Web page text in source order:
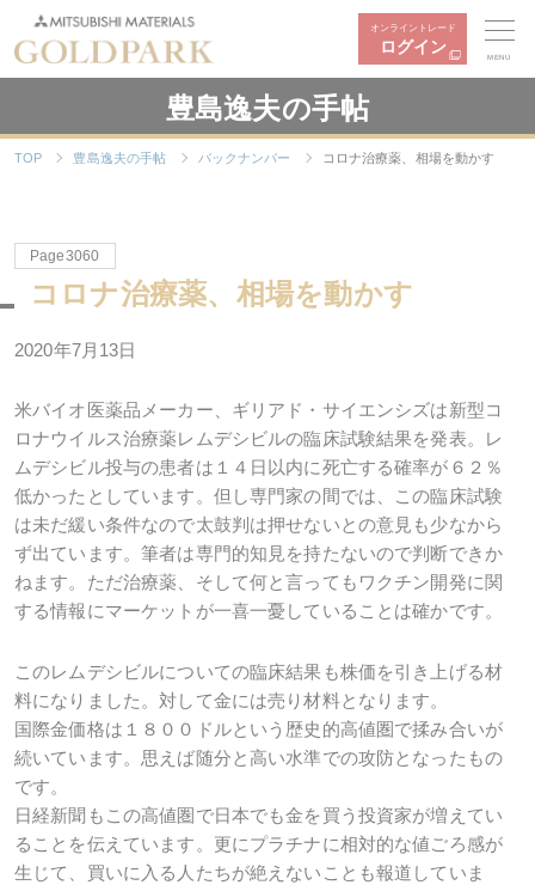
オンライントレード
ログイン
MENU
豊島逸夫の手帖
TOP 豊島逸夫の手帖 バックナンバー コロナ治療薬、相場を動かす
Page3060
コロナ治療薬、相場を動かす
2020年7月 13日
米バイオ医薬品メーカー、ギリアド・サイエンシズは新型コ
ロナウイルス治療薬レムデシビルの臨床試験結果を発表。レ
ムデシビル投与の患者は１４日以内に死亡する確率が６２％
低かったとしています。但し専門家の間では、この臨床試験
は未だ緩い条件なので太鼓判は押せないとの意見も少なから
ず出ています。筆者は専門的知見を持たないので判断できか
ねます。ただ治療薬、そして何と言ってもワクチン開発に関
する情報にマーケットが一喜一憂していることは確かです。
このレムデシビルについての臨床結果も株価を引き上げる材
料になりました。対して金には売り材料となります。
国際金価格は１８００ドルという歴史的高値圏で揉み合いが
続いています。思えば随分と高い水準での攻防となったもの
です。
日経新聞もこの高値圏で日本でも金を買う投資家が増えてい
ることを伝えています。更にプラチナに相対的な値ごろ感が
生じて、買いに入る人たちが絶えないことも報道していま